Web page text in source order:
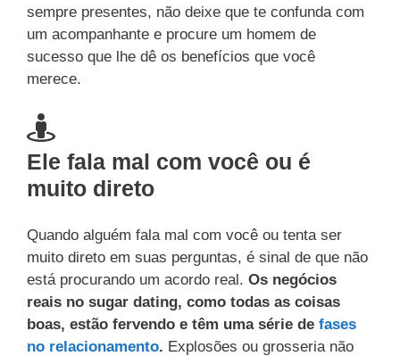
sempre presentes, não deixe que te confunda com
um acompanhante e procure um homem de
sucesso que lhe dê os benefícios que você
merece.
Ele fala mal com você ou é
muito direto
Quando alguém fala mal com você ou tenta ser
muito direto em suas perguntas, é sinal de que não
está procurando um acordo real. Os negócios
reais no sugar dating, como todas as coisas
boas, estão fervendo e têm uma série de fases
no relacionamento. Explosões ou grosseria não